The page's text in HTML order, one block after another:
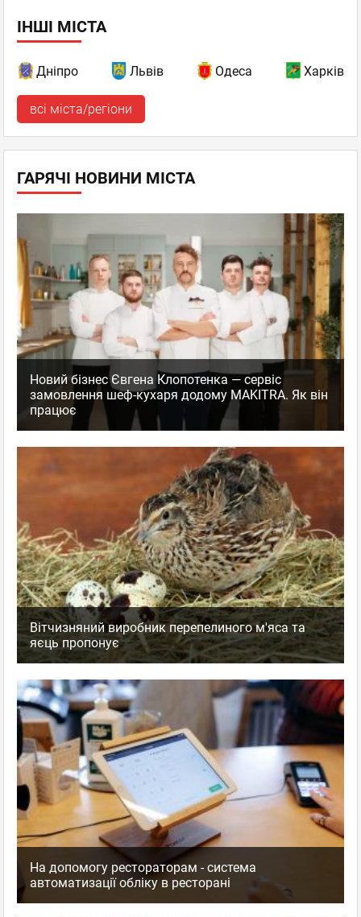
ІНШІ МІСТА
Дніпро Львів Одеса Харків
всі міста/регіони
ГАРЯЧІ НОВИНИ МІСТА
Новий бізнес Євгена Клопотенка — сервіс
замовлення шеф-кухаря додому MAKITRA. Як він
працює
Вітчизняний виробник перепелиного м'яса та
яєць пропонує
На допомогу рестораторам - система
автоматизації обліку в ресторані